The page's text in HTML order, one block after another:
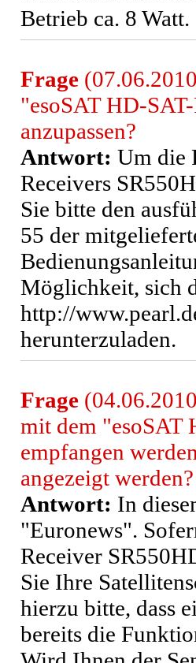
Betrieb ca. 8 Watt.
Frage
"esoSAT HD-
anzupassen?
Antwort: Um die
Receivers
Sie bitte den
55 der
Möglichkeit, sich
http://
herunterzuladen.
Frage
mit dem "esoSAT
empfangen
angezeigt werden?
Antwort: In
"Euronews".
Receiver
Sie Ihre
hierzu bitte, dass
bereits die